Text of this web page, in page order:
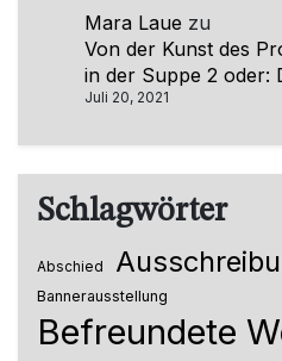
Mara Laue zu
Von der Kunst des
in der Suppe 2 oder:
Juli 20, 2021
Schlagwörter
Abschied
Bannerausstellung
Befreundete